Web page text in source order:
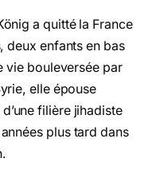
a quitté la France
deux enfants en bas
vie bouleversée par
elle épouse
filière jihadiste
plus tard dans